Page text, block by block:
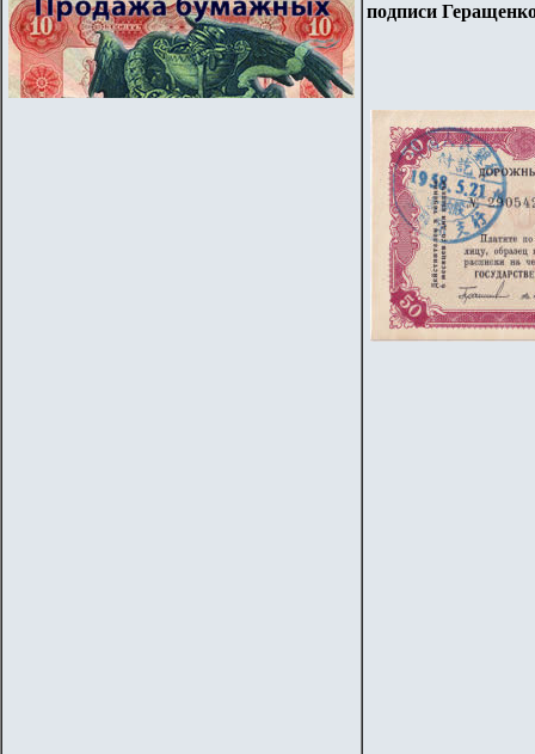
подписи